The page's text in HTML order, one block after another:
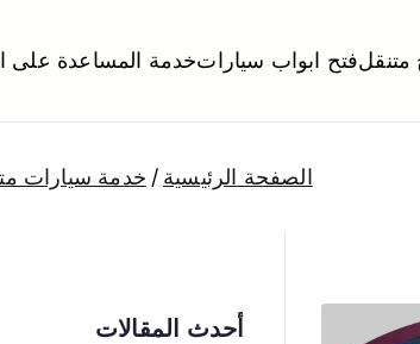
امام المنزل تبديل بطاريات بارخص الاسعار
متنقلفتح ابواب سياراتخدمة المساعدة على
الصفحة الرئيسية خدمة سيارات
أحدث المقالات